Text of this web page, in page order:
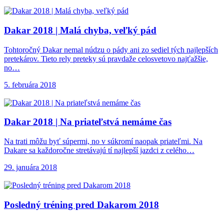
Dakar 2018 | Malá chyba, veľký pád
Tohtoročný Dakar nemal núdzu o pády ani zo sediel tých najlepších
pretekárov. Tieto rely preteky sú pravdaže celosvetovo najťažšie,
no…
5. februára 2018
Dakar 2018 | Na priateľstvá nemáme čas
Na trati môžu byť súpermi, no v súkromí naopak priateľmi. Na
Dakare sa každoročne stretávajú tí najlepší jazdci z celého…
29. januára 2018
Posledný tréning pred Dakarom 2018